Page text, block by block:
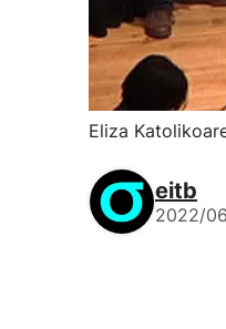
Eliza
eitb
2022/